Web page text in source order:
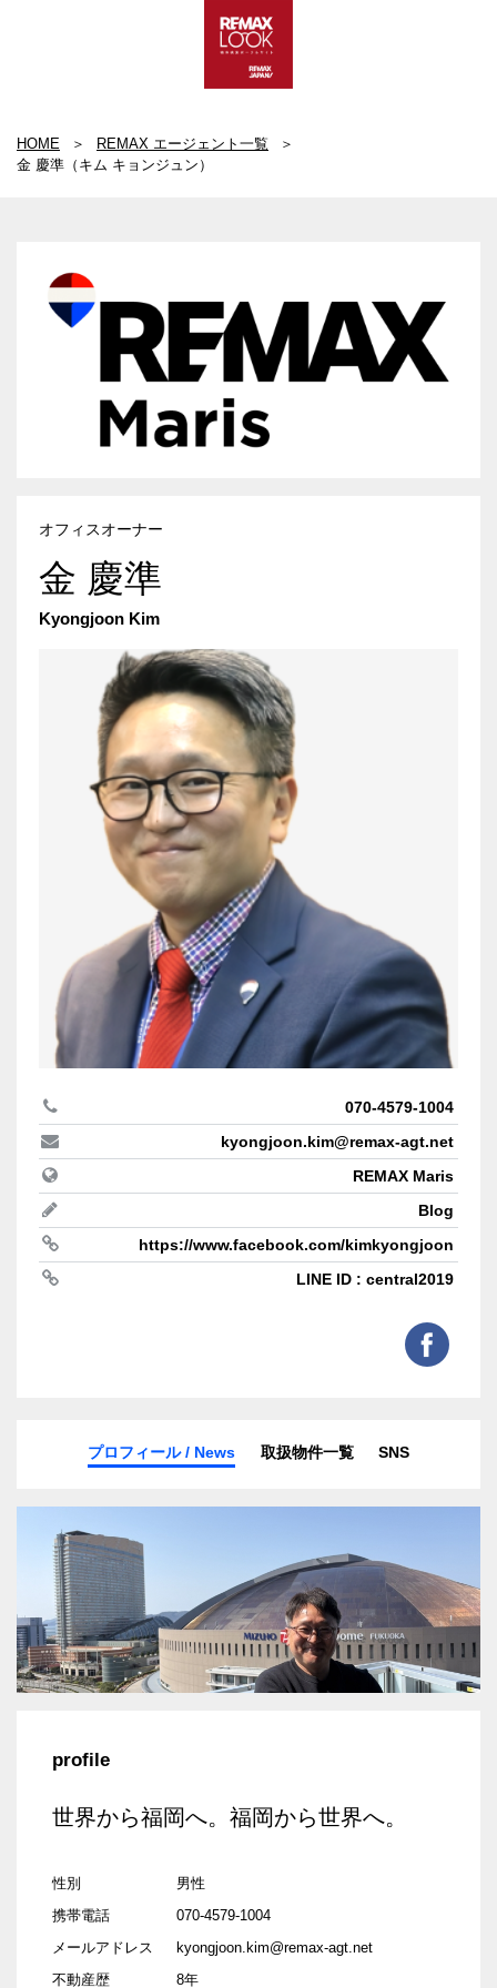
HOME
REMAX エージェント一覧
金 慶準（キム キョンジュン）
オフィスオーナー
金 慶準
Kyongjoon Kim
070-4579-1004
kyongjoon.kim@remax-agt.net
REMAX Maris
Blog
https://www.facebook.com/kimkyongjoon
LINE ID : central2019
プロフィール / News 取扱物件一覧 SNS
profile
世界から福岡へ。福岡から世界へ。
性別
男性
携帯電話
070-4579-1004
メールアドレス
kyongjoon.kim@remax-agt.net
不動産歴
8年